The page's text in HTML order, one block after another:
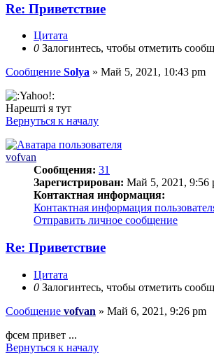
Re: Приветствие
Цитата
0 Залогинтесь, чтобы отметить
Сообщение Solya » Май 5, 2021, 10:43 pm
Нарешті я тут
Вернуться к началу
vofvan
Сообщения: 31
Зарегистрирован: Май 5, 2021, 9:56
Контактная информация:
Контактная информация
Отправить личное сообщение
Re: Приветствие
Цитата
0 Залогинтесь, чтобы отметить
Сообщение vofvan » Май 6, 2021, 9:26 pm
фсем привет ...
Вернуться к началу